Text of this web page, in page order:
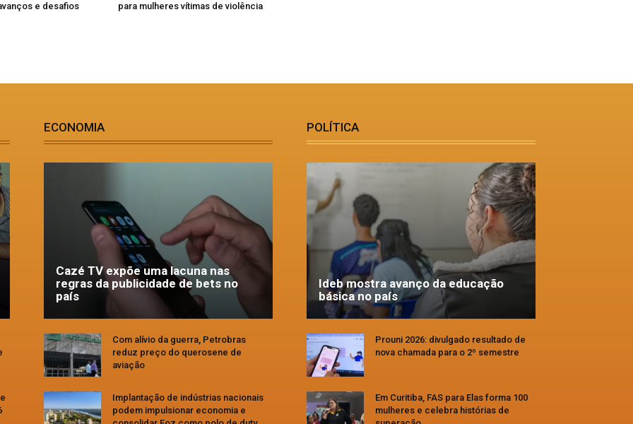
e desafios
para mulheres vítimas de violência
ECONOMIA
Cazé TV expõe uma lacuna nas
regras da publicidade de bets no
país
Com alívio da guerra, Petrobras
reduz preço do querosene de
aviação
Implantação de indústrias nacionais
podem impulsionar economia e
POLÍTICA
Ideb mostra avanço da educação
básica no país
Prouni 2026: divulgado resultado de
nova chamada para o 2º semestre
Em Curitiba, FAS para Elas forma 100
mulheres e celebra histórias de